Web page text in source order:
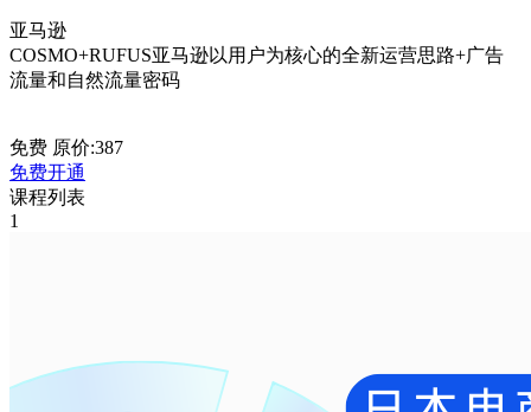
亚马逊
COSMO+RUFUS亚马逊以用户为核心的全新运营思路+广告
流量和自然流量密码
免费 原价:387
免费开通
课程列表
1